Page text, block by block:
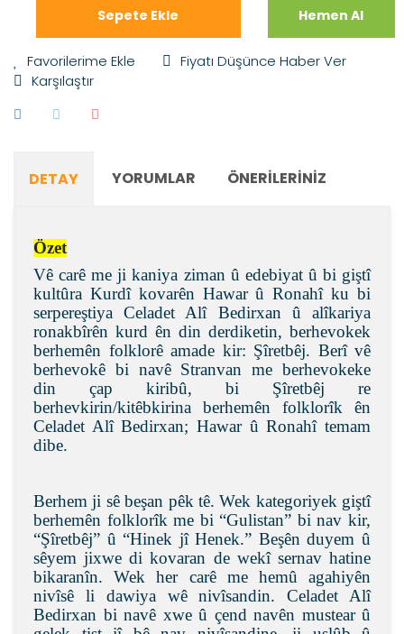
Sepete Ekle Hemen Al
Fiyatı Düşünce Haber Ver
Karşılaştır
DETAY YORUMLAR ÖNERILERINIZ
Özet
Vê carê me ji kaniya ziman û edebiyat û bi giştî
kultûra Kurdî kovarên Hawar û Ronahî ku bi
serpereştiya Celadet Alî Bedirxan û alîkariya
ronakbîrên kurd ên din derdiketin, berhevokek
berhemên folklorê amade kir: Şîretbêj. Berî vê
berhevokê bi navê Stranvan me berhevokeke
din çap kiribû, bi Şîretbêj re
berhevkirin/kitêbkirina berhemên folklorîk ên
Celadet Alî Bedirxan; Hawar û Ronahî temam
dibe.
Berhem ji sê beşan pêk tê. Wek kategoriyek giştî
berhemên folklorîk me bi “Gulistan” bi nav kir,
“Şîretbêj” û “Hinek jî Henek.” Beşên duyem û
sêyem jixwe di kovaran de wekî sernav hatine
bikaranîn. Wek her carê me hemû agahiyên
nivîsê li dawiya wê nivîsandin. Celadet Alî
Bedirxan bi navê xwe û çend navên mustear û